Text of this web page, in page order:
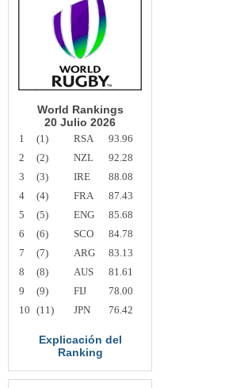
World Rankings
20 Julio 2026
1 (1) RSA
93.96
2
(2) NZL
92.28
3
(3) IRE
88.08
4
(4) FRA
87.43
5
(5) ENG
85.68
6
(6) SCO
84.78
7
(7) ARG
83.13
8
(8) AUS
81.61
9
(9) FIJ
78.00
10 (11) JPN 76.42
Explicación del
Ranking